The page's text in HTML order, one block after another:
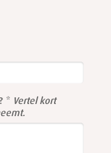
Vertel kort